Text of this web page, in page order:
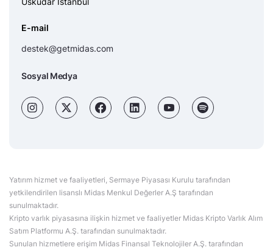
E-mail
destek@getmidas.com
Sosyal Medya
Yatırım hizmet ve faaliyetleri, Sermaye Piyasası Kurulu tarafından
yetkilendirilen lisanslı Midas Menkul Değerler A.Ş tarafından
sunulmaktadır.
Kripto varlık piyasasına ilişkin hizmet ve faaliyetler Midas Kripto Varlık Alım
Satım Platformu A.Ş. tarafından sunulmaktadır.
Sunulan hizmetlere erişim Midas Finansal Teknolojiler A.Ş. tarafından